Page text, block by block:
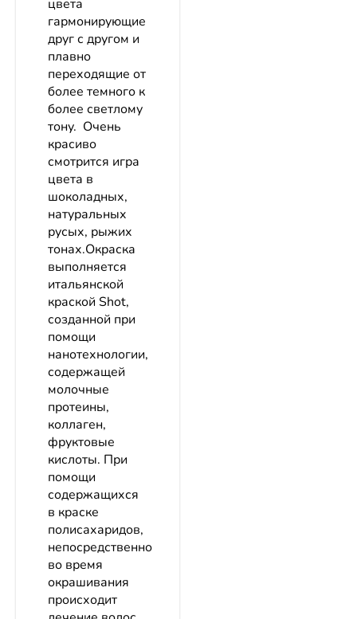
цвета
гармонирующие
друг с другом и
плавно
переходящие от
более темного к
более светлому
тону. Очень
красиво
смотрится игра
цвета в
шоколадных,
натуральных
русых, рыжих
тонах.Окраска
выполняется
итальянской
краской Shot,
созданной при
помощи
нанотехнологии,
содержащей
молочные
протеины,
коллаген,
фруктовые
кислоты. При
помощи
содержащихся
в краске
полисахаридов,
непосредственно
во время
окрашивания
происходит